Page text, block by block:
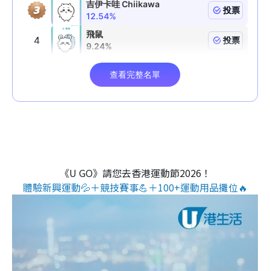
《U GO》請您去香港運動節2026！
體驗新興運動💦＋競技賽事💪＋100+運動用品攤位🔥